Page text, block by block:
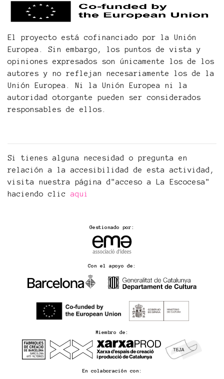
El proyecto está cofinanciado por la Unión
Europea. Sin embargo, los puntos de vista y
opiniones expresados ​​son únicamente los de los
autores y no reflejan necesariamente los de la
Unión Europea. Ni la Unión Europea ni la
autoridad otorgante pueden ser considerados
responsables de ellos.
Si tienes alguna necesidad o pregunta en
relación a la accesibilidad de esta actividad,
visita nuestra página d"acceso a La Escocesa"
haciendo clic
aqui
Gestionado por:
Con el apoyo de:
Miembro de:
En colaboración con: